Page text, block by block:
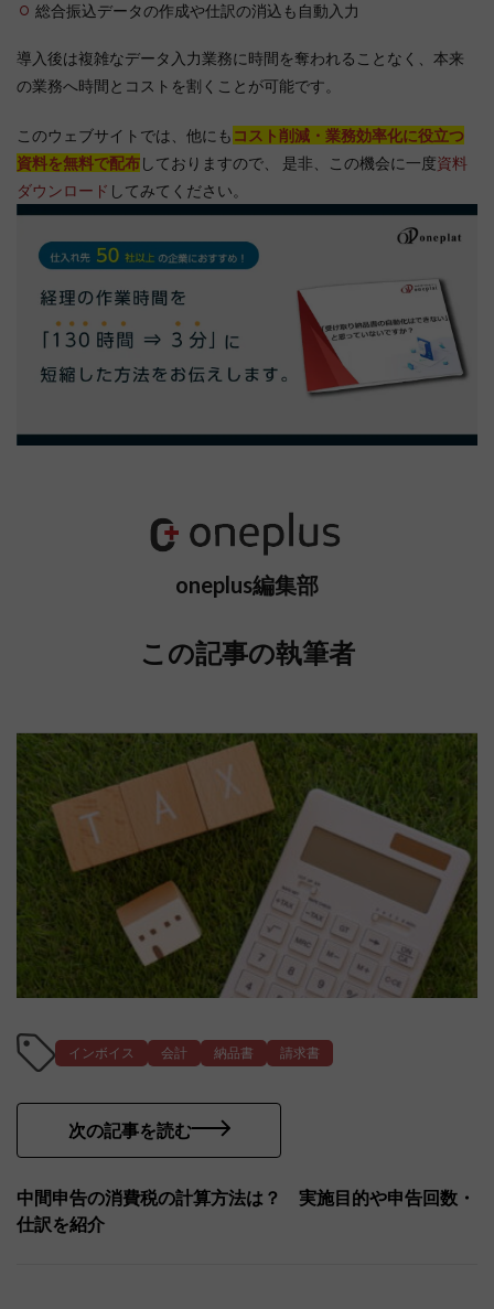
総合振込データの作成や仕訳の消込も自動入力
導入後は複雑なデータ入力業務に時間を奪われることなく、本来
の業務へ時間とコストを割くことが可能です。
このウェブサイトでは、他にも コスト削減・業務効率化に役立つ
資料を無料で配布しておりますので、 是非、この機会に一度資料
ダウンロード してみてください。
oneplus編集部
この記事の執筆者
インボイス 会計 納品書 請求書
次の記事を読む
中間申告の消費税の計算方法は？ 実施目的や申告回数・
仕訳を紹介